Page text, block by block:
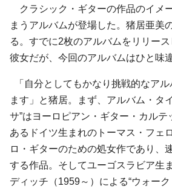
クラシック・ギターの作品のイメ
まうアルバムが登場した。猪居亜美
る。すでに2枚のアルバムをリリー
彼女だが、今回のアルバムはひと味違
「自分としてもかなり挑戦的なア
ます」と猪居。まず、アルバム・タ
サ”はヨーロピアン・ギター・カルテ
あるドイツ生まれのトーマス・フェ
ロ・ギターのための処女作であり、
する作品。そしてユーゴスラビア生
ディッチ（1959～）による“ウォー